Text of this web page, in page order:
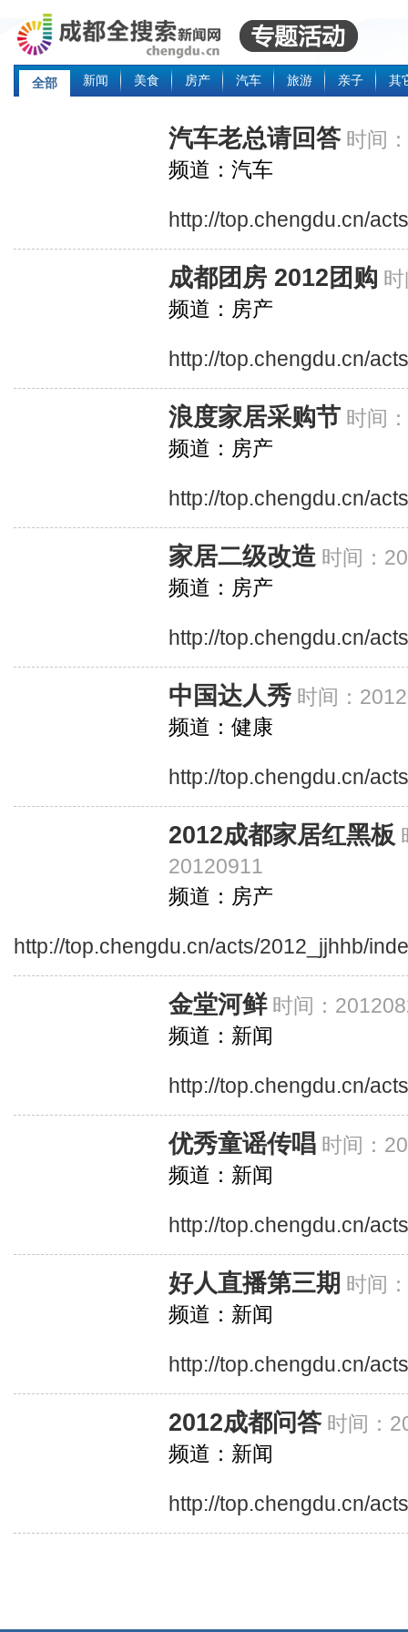
全部 新闻 美食 房产 汽车 旅游 亲子 其
汽车老总请回答 时间
频道：汽车
http://top.chengdu.cn/
成都团房 2012团购
频道：房产
http://top.chengdu.cn/
浪度家居采购节 时间
频道：房产
http://top.chengdu.cn/
家居二级改造 时间：
频道：房产
http://top.chengdu.cn/
中国达人秀 时间：
频道：健康
http://top.chengdu.cn/
2012成都家居红黑板
20120911
频道：房产
http://top.chengdu.cn/acts/2012_jjhhb/
金堂河鲜 时间：
频道：新闻
http://top.chengdu.cn/
优秀童谣传唱 时间：
频道：新闻
http://top.chengdu.cn/
好人直播第三期 时间
频道：新闻
http://top.chengdu.cn/
2012成都问答 时间：
频道：新闻
http://top.chengdu.cn/